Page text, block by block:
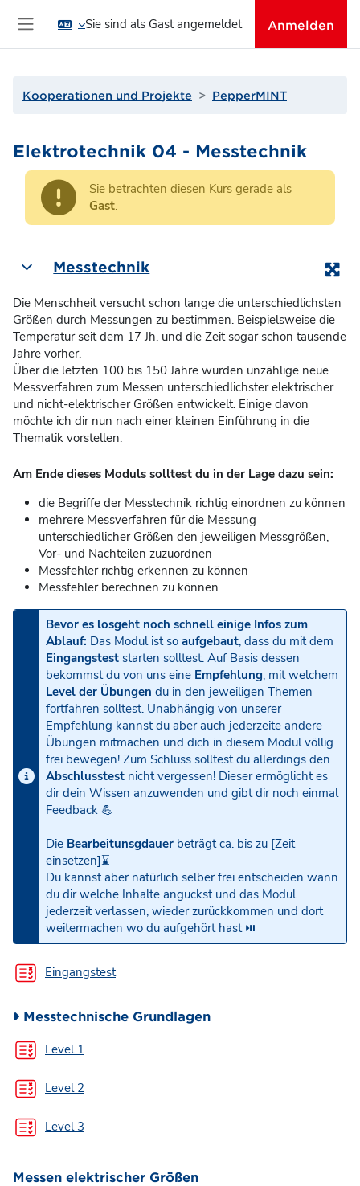
Sie sind als Gast angemeldet Anmelden
Kooperationen und Projekte PepperMINT
Elektrotechnik 04 - Messtechnik
Sie betrachten diesen Kurs gerade als
Gast.
Abschnittsübersicht
EinklappenMesstechnik
Die Menschheit versucht schon lange die unterschiedlichsten
Größen durch Messungen zu bestimmen. Beispielsweise die
Temperatur seit dem 17 Jh. und die Zeit sogar schon tausende
Jahre vorher.
Über die letzten 100 bis 150 Jahre wurden unzählige neue
Messverfahren zum Messen unterschiedlichster elektrischer
und nicht-elektrischer Größen entwickelt. Einige davon
möchte ich dir nun nach einer kleinen Einführung in die
Thematik vorstellen.
Am Ende dieses Moduls solltest du in der Lage dazu sein:
die Begriffe der Messtechnik richtig einordnen zu können
mehrere Messverfahren für die Messung
unterschiedlicher Größen den jeweiligen Messgrößen,
Vor- und Nachteilen zuzuordnen
Messfehler richtig erkennen zu können
Messfehler berechnen zu können
Bevor es losgeht noch schnell einige Infos zum
Ablauf: Das Modul ist so aufgebaut, dass du mit dem
Eingangstest starten solltest. Auf Basis dessen
bekommst du von uns eine Empfehlung, mit welchem
Level der Übungen du in den jeweiligen Themen
fortfahren solltest. Unabhängig von unserer
Empfehlung kannst du aber auch jederzeite andere
Übungen mitmachen und dich in diesem Modul völlig
frei bewegen! Zum Schluss solltest du allerdings den
Abschlusstest nicht vergessen! Dieser ermöglicht es
dir dein Wissen anzuwenden und gibt dir noch einmal
Feedback 💪
Die Bearbeitunsgdauer beträgt ca. bis zu [Zeit
einsetzen]⌛️
Du kannst aber natürlich selber frei entscheiden wann
du dir welche Inhalte anguckst und das Modul
jederzeit verlassen, wieder zurückkommen und dort
weitermachen wo du aufgehört hast ⏯
Eingangstest
Messtechnische Grundlagen
Level 1
Level 2
Level 3
Messen elektrischer Größen